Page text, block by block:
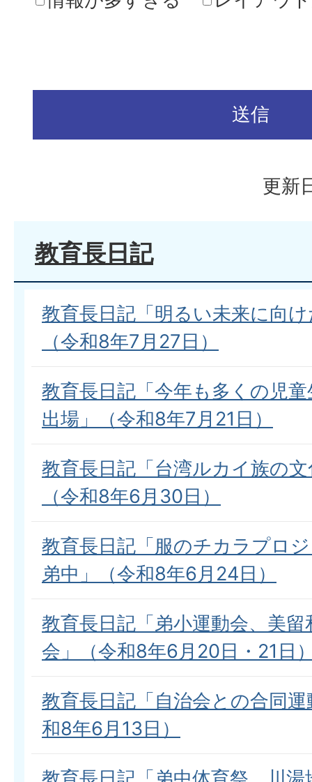
更新
教育長日記
教育長日記「明るい未来に向
（令和8年7月27日）
教育長日記「今年も多くの児
出場」（令和8年7月21日）
教育長日記「台湾ルカイ族の
（令和8年6月30日）
教育長日記「服のチカラプロ
弟中」（令和8年6月24日）
教育長日記「弟小運動会、美
会」（令和8年6月20日・21日
教育長日記「自治会との合同
和8年6月13日）